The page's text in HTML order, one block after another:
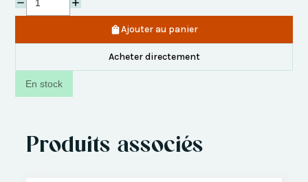
Ajouter au panier
Acheter directement
En stock
Produits associés